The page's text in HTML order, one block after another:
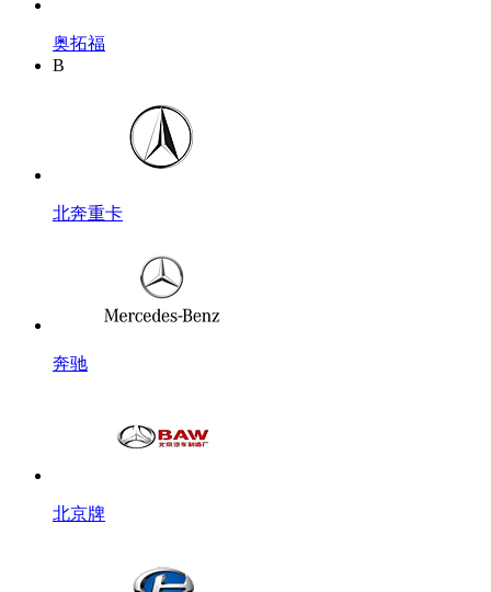
奥拓福
B
北奔重卡
奔驰
北京牌